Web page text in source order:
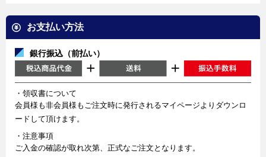
お支払い方法
銀行振込（前払い）
・領収書について
会員様も非会員様もご注文時に発行されるマイページよりダウンロ
ードして頂けます。
・注意事項
ご入金の確認が取れ次第、正式なご注文となります。